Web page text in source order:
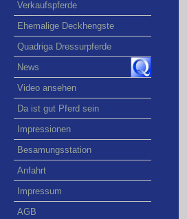
Verkaufspferde
Ehemalige Deckhengste
Quadriga Dressurpferde
News
Video ansehen
Da ist gut Pferd sein
Impressionen
Besamungsstation
Anfahrt
Impressum
AGB